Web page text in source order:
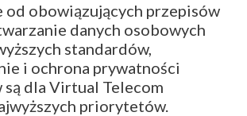
od obowiązujących przepisów
danych osobowych
standardów,
i ochrona prywatności
dla Virtual Telecom
priorytetów.